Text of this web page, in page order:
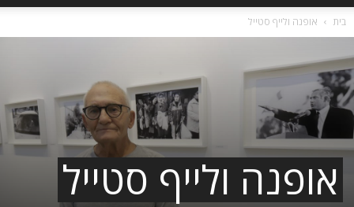
בית אופנה ולייף סטייל
אופנה ולייף סטייל